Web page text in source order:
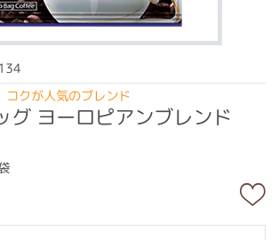
コクが人気のブレンド
グ ヨーロピアンブレンド